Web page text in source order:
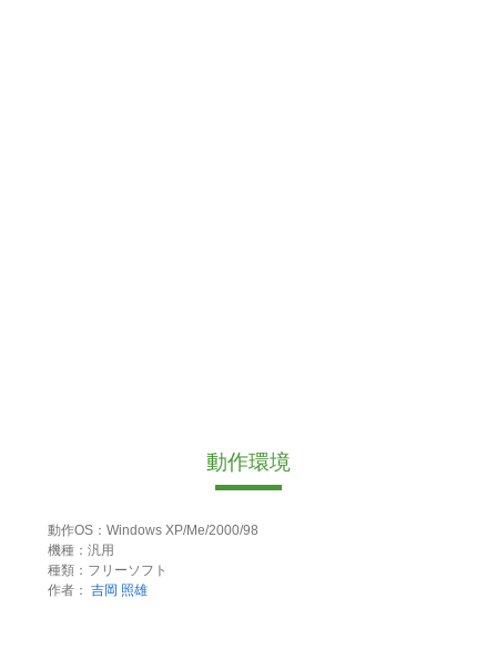
動作環境
動作OS：Windows XP/Me/2000/98
機種：汎用
種類：フリーソフト
作者： 吉岡 照雄